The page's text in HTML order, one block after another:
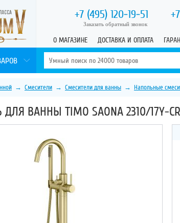
+7 (495) 120-19-51
Заказать обратный звонок
О МАГАЗИНЕ ДОСТАВКА И ОПЛАТА
→ Смесители → Смесители для ванны → Напольные
ВАННЫ TIMO SAONA 2310/17Y-CR